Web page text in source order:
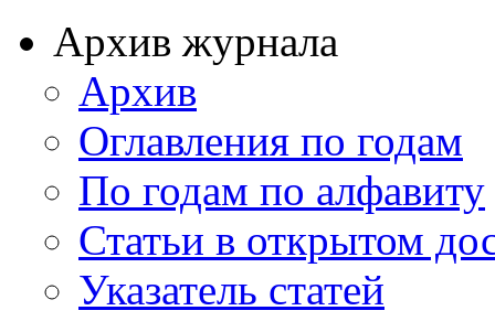
Архив журнала
Архив
Оглавления по годам
По годам по алфавиту
Статьи в открытом
Указатель статей